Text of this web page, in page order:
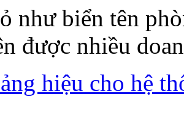
như biển tên
được nhiều
hiệu cho hệ